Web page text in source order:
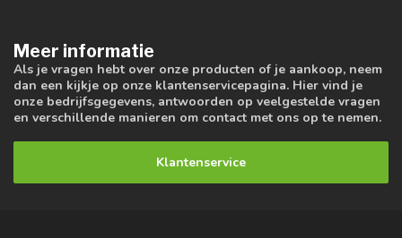
Meer informatie
Als je vragen hebt over onze producten of je aankoop, neem
dan een kijkje op onze klantenservicepagina. Hier vind je
onze bedrijfsgegevens, antwoorden op veelgestelde vragen
en verschillende manieren om contact met ons op te nemen.
Klantenservice